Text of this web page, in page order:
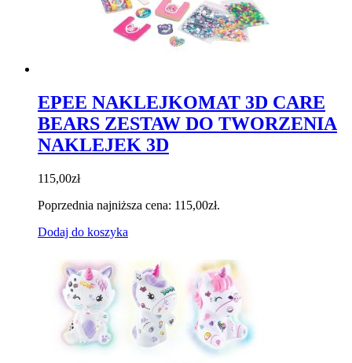
EPEE NAKLEJKOMAT 3D CARE
BEARS ZESTAW DO TWORZENIA
NAKLEJEK 3D
115,00zł
Poprzednia najniższa cena: 115,00zł.
Dodaj do koszyka